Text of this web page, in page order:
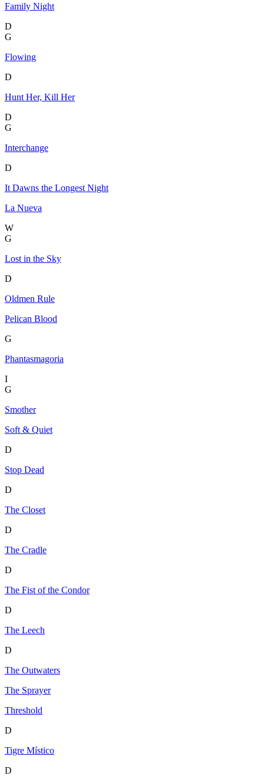
Family Night
D
G
Flowing
D
Hunt Her, Kill Her
D
G
Interchange
D
It Dawns the Longest Night
La Nueva
W
G
Lost in the Sky
D
Oldmen Rule
Pelican Blood
G
Phantasmagoria
I
G
Smother
Soft & Quiet
D
Stop Dead
D
The Closet
D
The Cradle
D
The Fist of the Condor
D
The Leech
D
The Outwaters
The Sprayer
Threshold
D
Tigre Místico
D